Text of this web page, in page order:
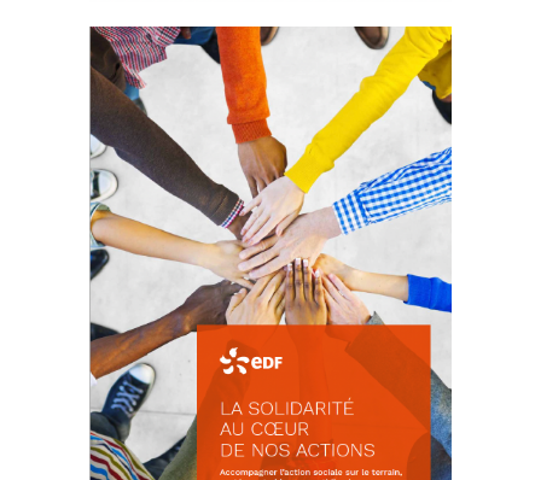
La prévention des conflits
d’intérêts
18 septembre 2023
FEUILLETER